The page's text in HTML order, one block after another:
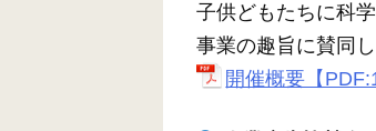
c
e
b
ail
子供どもたちに科
事業の趣旨に賛同
開催概要【